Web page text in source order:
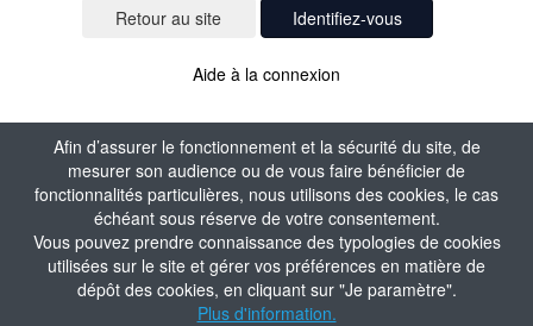
Afin d’assurer le fonctionnement et la sécurité du site, de
mesurer son audience ou de vous faire bénéficier de
fonctionnalités particulières, nous utilisons des cookies, le cas
échéant sous réserve de votre consentement.
Vous pouvez prendre connaissance des typologies de cookies
utilisées sur le site et gérer vos préférences en matière de
dépôt des cookies, en cliquant sur "Je paramètre".
Plus d'information.
Identifiez-vous
Aide à la connexion